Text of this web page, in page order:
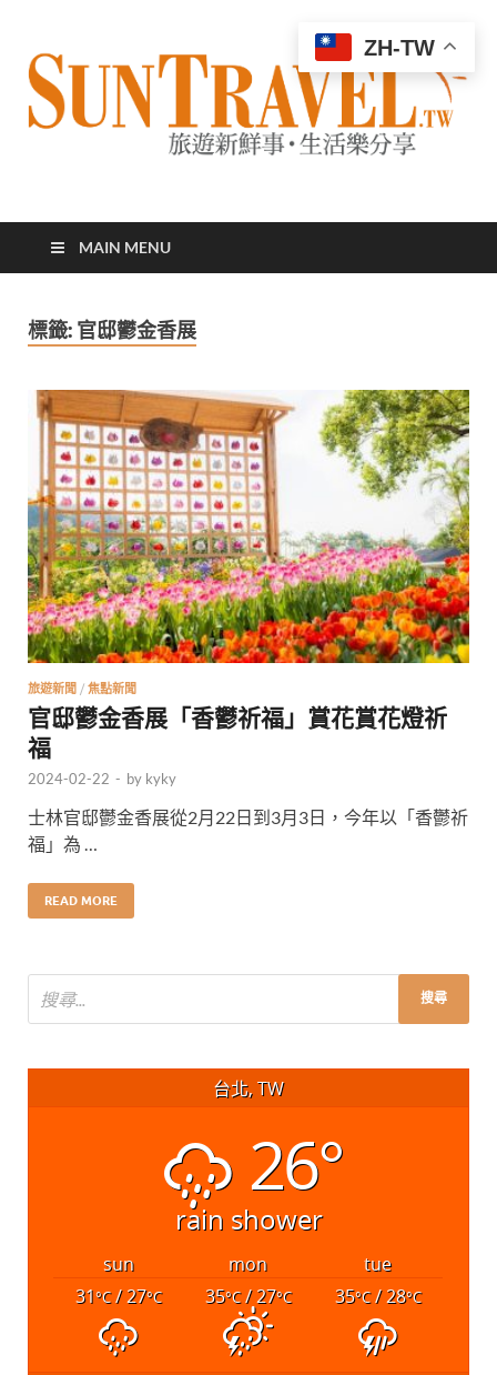
太陽網
MAIN MENU
標籤: 官邸鬱金香展
旅遊新聞 / 焦點新聞
官邸鬱金香展「香鬱祈福」賞花賞花燈祈
福
2024-02-22 - by kyky
士林官邸鬱金香展從2月22日到3月3日，今年以「香鬱祈
福」為 …
READ MORE
台北, TW
26°
rain shower
sun mon
tue
31°C/ 27°C 35°C/ 27°C 35°C/ 28°C
ZH-TW